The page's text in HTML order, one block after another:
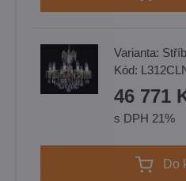
Varianta:
Kód:
46 771
s DPH 21%